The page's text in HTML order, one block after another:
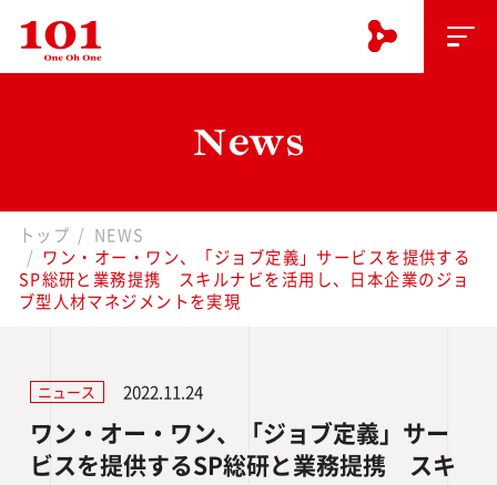
トップ
NEWS
ワン・オー・ワン、「ジョブ定義」サービスを提供する
SP総研と業務提携 スキルナビを活用し、日本企業のジョ
ブ型人材マネジメントを実現
ニュース 2022.11.24
ワン・オー・ワン、「ジョブ定義」サー
ビスを提供するSP総研と業務提携 スキ